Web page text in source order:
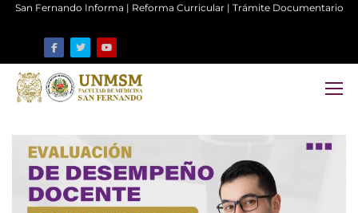
San Fernando Informa | Reforma Curricular| Trámite Documentario